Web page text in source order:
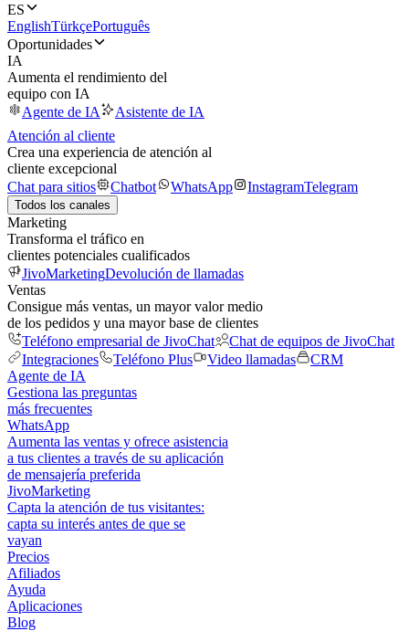
ES
EnglishTürkçePortuguês
Oportunidades
IA
Aumenta el rendimiento del
equipo con IA
Agente de IA
Asistente de IA
Atención al cliente
Crea una experiencia de atención al
cliente excepcional
Chat para sitios
Chatbot WhatsApp InstagramTelegram
Todos los canales
Marketing
Transforma el tráfico en
clientes potenciales cualificados
JivoMarketingDevolución de llamadas
Ventas
Consigue más ventas, un mayor valor medio
de los pedidos y una mayor base de clientes
Teléfono empresarial de JivoChat
Chat de equipos de JivoChat
Integraciones
Teléfono Plus Video llamadas
CRM
Agente de IA
Gestiona las preguntas
más frecuentes
WhatsApp
Aumenta las ventas y ofrece asistencia
a tus clientes a través de su aplicación
de mensajería preferida
JivoMarketing
Capta la atención de tus visitantes:
capta su interés antes de que se
vayan
Precios
Afiliados
Ayuda
Aplicaciones
Blog